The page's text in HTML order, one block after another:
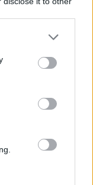
or more Google
You may click to
party tags to
in below Google
Iglesias o Nyom,
y podría
puntuación